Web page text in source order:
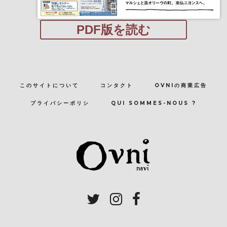
PDF版を読む
このサイトについて コンタクト OVNIの商業広告
プライバシーポリシ QUI SOMMES-NOUS ?